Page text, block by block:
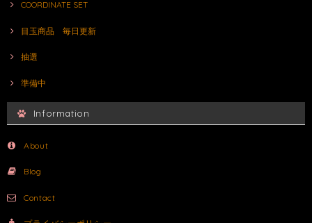
COORDINATE SET
目玉商品 毎日更新
抽選
準備中
Information
About
Blog
Contact